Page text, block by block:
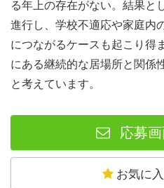
る年上の存在がない。結果と
進行し、学校不適応や家庭内
につながるケースも起こり得
にある継続的な居場所と関係
と考えています。
応募
お気に